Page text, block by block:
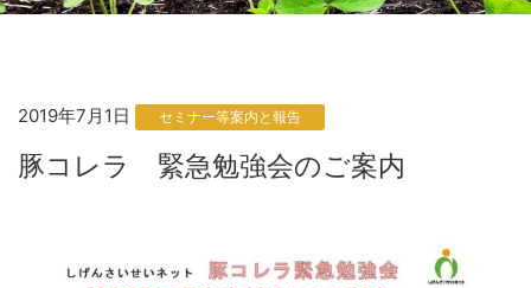
2019年7月1日 セミナー等案内と報告
豚コレラ 緊急勉強会のご案内